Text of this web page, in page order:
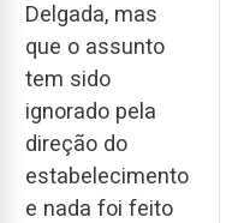
Delgada, mas
que o assunto
tem sido
ignorado pela
direção do
estabelecimento
e nada foi feito